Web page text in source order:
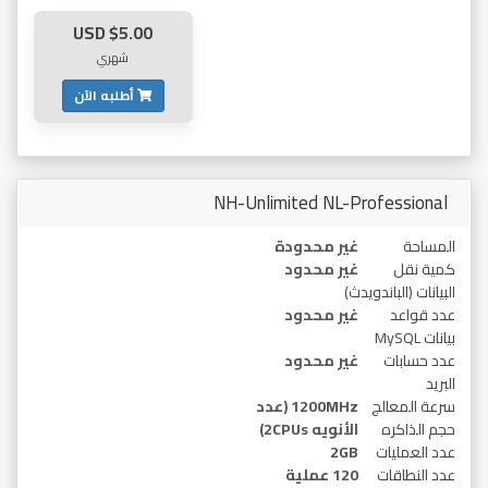
$5.00 USD
شهري
أطلبه الآن
NH-Unlimited NL-Professional
غير محدودة
المساحة
غير محدود
كمية نقل
البيانات (الباندويدث)
غير محدود
عدد قواعد
بيانات MySQL
غير محدود
عدد حسابات
البريد
1200MHz (عدد
الأنويه 2CPUs)
سرعة المعالج
2GB
حجم الذاكره
120 عملية
عدد العمليات
عدد النطاقات